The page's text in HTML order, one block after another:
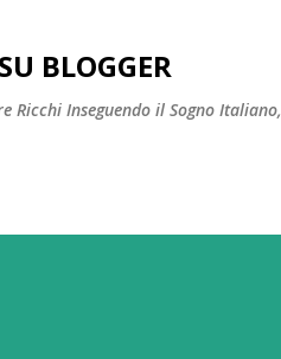
BLOGGER
Ricchi Inseguendo il Sogno